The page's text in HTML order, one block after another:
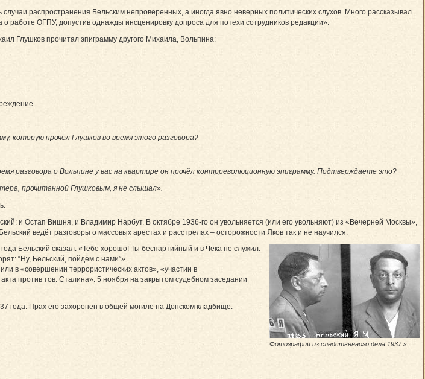
распространения Бельским непроверенных, а иногда явно неверных политических слухов. Много рассказывал
работе ОГПУ, допустив однажды инсценировку допроса для потехи сотрудников редакции».
Глушков прочитал эпиграмму другого Михаила, Вольпина:
которую прочёл Глушков во время этого разговора?
разговора о Вольпине у вас на квартире он прочёл контрреволюционную эпиграмму. Подтверждаете это?
прочитанной Глушковым, я не слышал».
и Остап Вишня, и Владимир Нарбут. В октябре 1936-го он увольняется (или его увольняют) из «Вечерней Москвы»,
ведёт разговоры о массовых арестах и расстрелах – осторожности Яков так и не научился.
Фотография из следственного дела 1937 г.
Бельский сказал: «Тебе хорошо! Ты беспартийный и в Чека не служил.
“Ну, Бельский, пойдём с нами”».
в «совершении террористических актов», «участии в
против тов. Сталина». 5 ноября на закрытом судебном заседании
года. Прах его захоронен в общей могиле на Донском кладбище.